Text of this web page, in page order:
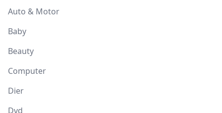
Auto & Motor
Baby
Beauty
Computer
Dier
Dvd